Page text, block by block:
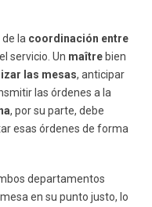
la coordinación entre
servicio. Un maîtrebien
las mesas, anticipar
las órdenes a la
, por su parte, debe
esas órdenes de forma
departamentos
en su punto justo, lo